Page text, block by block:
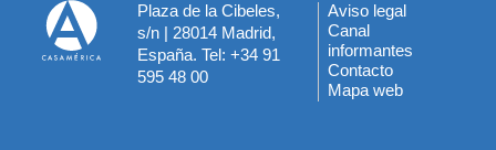
Plaza de la Cibeles,
s/n | 28014 Madrid,
España. Tel: +34 91
595 48 00
Menú
del
pie
Aviso legal
Canal
informantes
Contacto
Mapa web